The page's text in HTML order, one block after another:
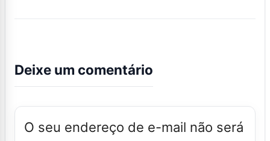
Deixe um comentário
O seu endereço de e-mail não será